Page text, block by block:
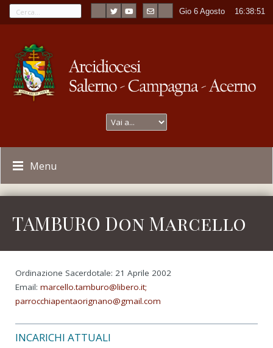
Gio 6 Agosto 16:38:51
Menu
TAMBURO Don Marcello
Ordinazione Sacerdotale: 21 Aprile 2002
Email: marcello.tamburo@libero.it;
parrocchiapentaorignano@gmail.com
INCARICHI ATTUALI